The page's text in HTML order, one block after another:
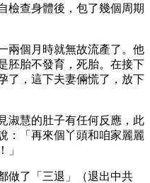
檢查身體後，包了幾個周期
兩個月時就無故流產了。他
胚胎不發育，死胎。在接下
了，這下夫妻倆慌了，放下
淑慧的肚子有任何反應，此
：「再來個丫頭和咱家麗麗
」
做了「三退」（退出中共